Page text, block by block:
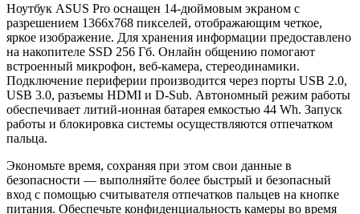
Ноутбук ASUS Pro оснащен 14-дюймовым экраном с
разрешением 1366х768 пикселей, отображающим четкое,
яркое изображение. Для хранения информации предоставлено
на накопителе SSD 256 Гб. Онлайн общению помогают
встроенный микрофон, веб-камера, стереодинамики.
Подключение периферии производится через порты USB 2.0,
USB 3.0, разъемы HDMI и D-Sub. Автономный режим работы
обеспечивает литий-ионная батарея емкостью 44 Wh. Запуск
работы и блокировка системы осуществляются отпечатком
пальца.
Экономьте время, сохраняя при этом свои данные в
безопасности — выполняйте более быстрый и безопасный
вход с помощью считывателя отпечатков пальцев на кнопке
питания. Обеспечьте конфиденциальность камеры во время